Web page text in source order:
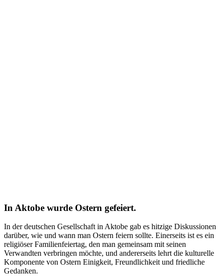
In Aktobe wurde Ostern gefeiert.
In der deutschen Gesellschaft in Aktobe gab es hitzige Diskussionen
darüber, wie und wann man Ostern feiern sollte. Einerseits ist es ein
religiöser Familienfeiertag, den man gemeinsam mit seinen
Verwandten verbringen möchte, und andererseits lehrt die kulturelle
Komponente von Ostern Einigkeit, Freundlichkeit und friedliche
Gedanken.